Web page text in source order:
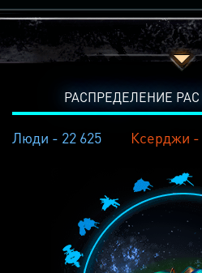
РАСПРЕДЕЛЕНИЕ
Люди - 22 625 Ксерджи -